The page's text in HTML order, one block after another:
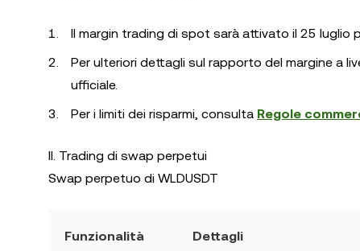
Il margin trading di spot sarà attivato il 25 luglio
Per ulteriori dettagli sul rapporto del margine a
ufficiale.
Per i limiti dei risparmi, consulta Regole
II. Trading di swap perpetui
Swap perpetuo di WLDUSDT
Funzionalità Dettagli